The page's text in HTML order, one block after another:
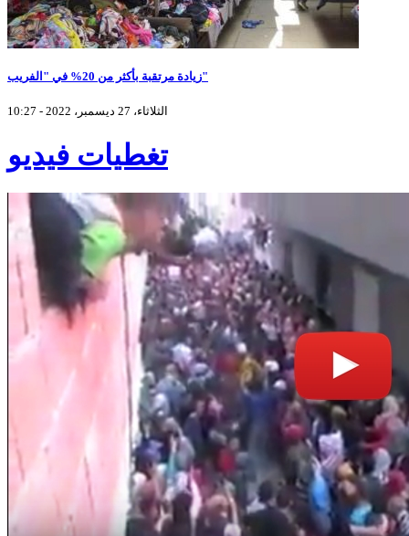
زيادة مرتقبة بأكثر من 20% في "الفريب"
الثلاثاء، 27 ديسمبر، 2022 - 10:27
تغطيات فيديو